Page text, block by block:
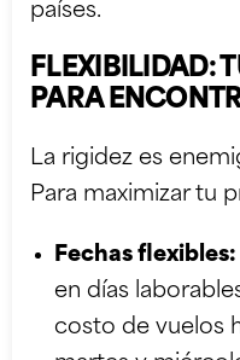
países.
FLEXIBILIDAD:
PARA
La rigidez es
Para maximizar tu
Fechas flexibles:
en días
costo de vuelos